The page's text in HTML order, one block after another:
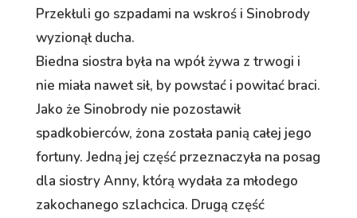
Przekłuli go szpadami na wskroś i Sinobrody
wyzionął ducha.
Biedna siostra była na wpół żywa z trwogi i
nie miała nawet sił, by powstać i powitać braci.
Jako że Sinobrody nie pozostawił
spadkobierców, żona została panią całej jego
fortuny. Jedną jej część przeznaczyła na posag
dla siostry Anny, którą wydała za młodego
zakochanego szlachcica. Drugą część